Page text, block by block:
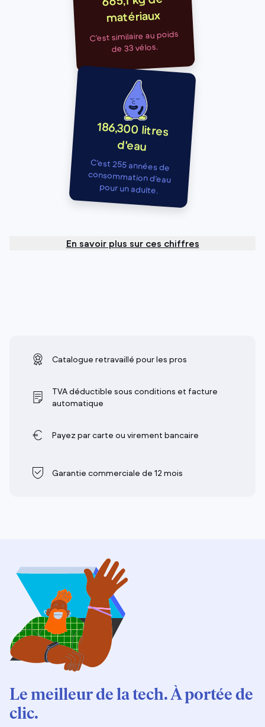
matériaux
C’est similaire au poids
de 33 vélos.
186,300 litres
d'eau
C’est 255 années de
consommation d’eau
pour un adulte.
En savoir plus sur ces chiffres
Catalogue retravaillé pour les pros
TVA déductible sous conditions et facture
automatique
Payez par carte ou virement bancaire
Garantie commerciale de 12 mois
Le meilleur de la tech. À portée de
clic.